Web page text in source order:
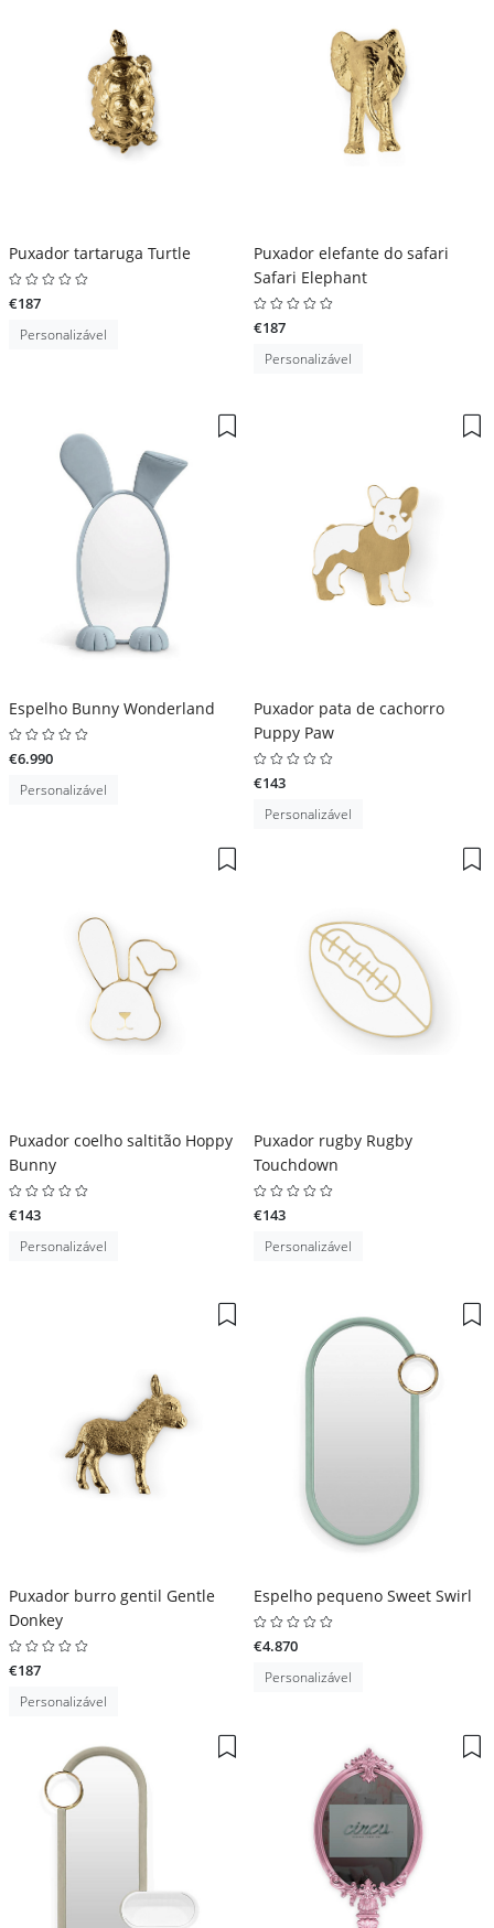
Puxador tartaruga Turtle
€187
Personalizável
Puxador elefante do safari
Safari Elephant
€187
Personalizável
Espelho Bunny Wonderland
€6.990
Personalizável
Puxador pata de cachorro
Puppy Paw
€143
Personalizável
Puxador coelho saltitão Hoppy
Bunny
€143
Personalizável
Puxador rugby Rugby
Touchdown
€143
Personalizável
Puxador burro gentil Gentle
Donkey
€187
Personalizável
Espelho pequeno Sweet Swirl
€4.870
Personalizável